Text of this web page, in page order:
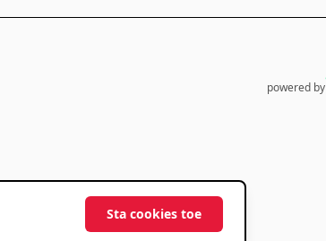
powered by
Sta cookies toe